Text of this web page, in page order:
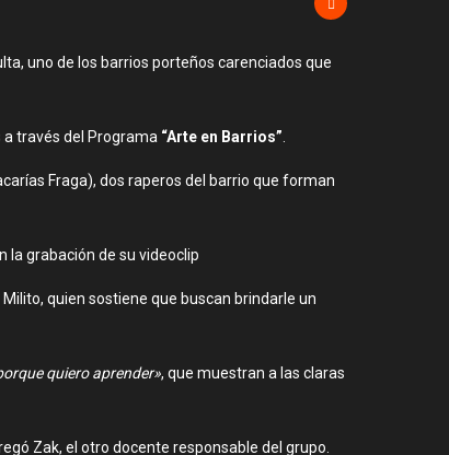
uno de los barrios porteños carenciados que
a través del Programa “Arte en Barrios”
Fraga), dos raperos del barrio que forman
la grabación de su videoclip
Milito, quien sostiene que buscan brindarle un
quiero aprender», que muestran a las claras
Zak, el otro docente responsable del grupo.